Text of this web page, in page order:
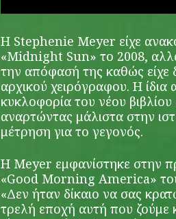
H Stephenie Meyer είχε
«Midnight Sun» το 2008,
την απόφασή της καθώς είχε
αρχικού χειρόγραφου. Η
κυκλοφορία του νέου
αναρτώντας μάλιστα στην
μέτρηση για το γεγονός.
Η Meyer εμφανίστηκε στην
«Good Morning America»
«Δεν ήταν δίκαιο να σας
τρελή εποχή αυτή που ζούμε